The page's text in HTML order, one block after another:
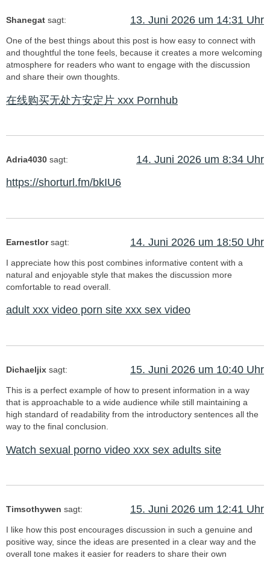
Shanegat sagt: 13. Juni 2026 um 14:31 Uhr
One of the best things about this post is how easy to connect with
and thoughtful the tone feels, because it creates a more welcoming
atmosphere for readers who want to engage with the discussion
and share their own thoughts.
在线购买无处方安定片 xxx Pornhub
Adria4030 sagt:
14. Juni 2026 um 8:34 Uhr
https://shorturl.fm/bkIU6
Earnestlor sagt: 14. Juni 2026 um 18:50 Uhr
I appreciate how this post combines informative content with a
natural and enjoyable style that makes the discussion more
comfortable to read overall.
adult xxx video porn site xxx sex video
Dichaeljix sagt: 15. Juni 2026 um 10:40 Uhr
This is a perfect example of how to present information in a way
that is approachable to a wide audience while still maintaining a
high standard of readability from the introductory sentences all the
way to the final conclusion.
Watch sexual porno video xxx sex adults site
Timsothywen sagt: 15. Juni 2026 um 12:41 Uhr
I like how this post encourages discussion in such a genuine and
positive way, since the ideas are presented in a clear way and the
overall tone makes it easier for readers to share their own